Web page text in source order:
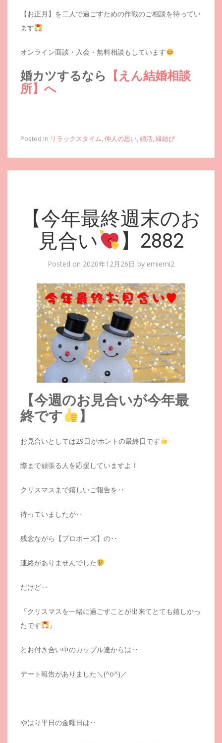
【お正月】を二人で過ごすための作戦のご相談を待ってい
ます
オンライン面談・入会・無料相談もしています
婚カツするなら
【えん結婚相談
所】へ
Posted in リラックスタイム,仲人の思い,婚活,縁結び
【今年最終週末のお
見合い
】2882
Posted on 2020年12月26日 by emiemi2
【今週のお見合いが今年最
終です
】
お見合いとしては29日がホントの最終日です
際まで頑張る人を応援していますよ！
クリスマスまで嬉しいご報告を‥
待っていましたが‥
残念ながら【プロポーズ】の‥
連絡がありませんでした
だけど‥
『クリスマスを一緒に過ごすことが出来てとても嬉しかっ
たです
』
とお付き合い中のカップル達からは‥
デート報告がありました＼(^o^)／
やはり平日の金曜日は‥